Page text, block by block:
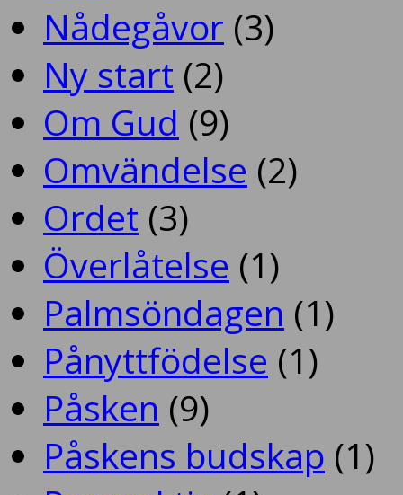
Nådegåvor (3)
Ny start (2)
Om Gud (9)
Omvändelse (2)
Ordet (3)
Överlåtelse (1)
Palmsöndagen (1)
Pånyttfödelse (1)
Påsken (9)
Påskens budskap (1)